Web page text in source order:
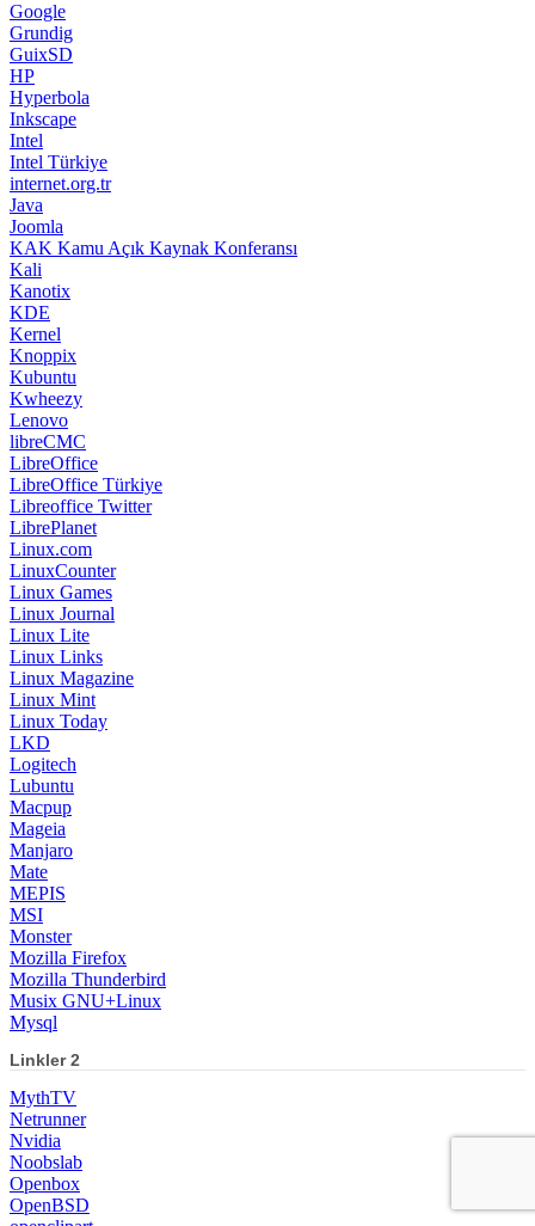
Google
Grundig
GuixSD
HP
Hyperbola
Inkscape
Intel
Intel Türkiye
internet.org.tr
Java
Joomla
KAK Kamu Açık Kaynak Konferansı
Kali
Kanotix
KDE
Kernel
Knoppix
Kubuntu
Kwheezy
Lenovo
libreCMC
LibreOffice
LibreOffice Türkiye
Libreoffice Twitter
LibrePlanet
Linux.com
LinuxCounter
Linux Games
Linux Journal
Linux Lite
Linux Links
Linux Magazine
Linux Mint
Linux Today
LKD
Logitech
Lubuntu
Macpup
Mageia
Manjaro
Mate
MEPIS
MSI
Monster
Mozilla Firefox
Mozilla Thunderbird
Musix GNU+Linux
Mysql
Linkler 2
MythTV
Netrunner
Nvidia
Noobslab
Openbox
OpenBSD